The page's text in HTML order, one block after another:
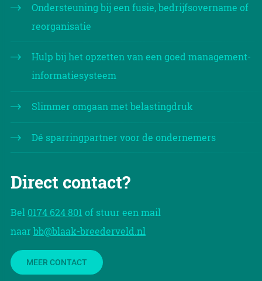
Ondersteuning bij een fusie, bedrijfsovername of
reorganisatie
Hulp bij het opzetten van een goed management-
informatiesysteem
Slimmer omgaan met belastingdruk
Dé sparringpartner voor de ondernemers
Direct contact?
Bel 0174 624 801 of stuur een mail
naar bb@blaak-breederveld.nl
MEER CONTACT